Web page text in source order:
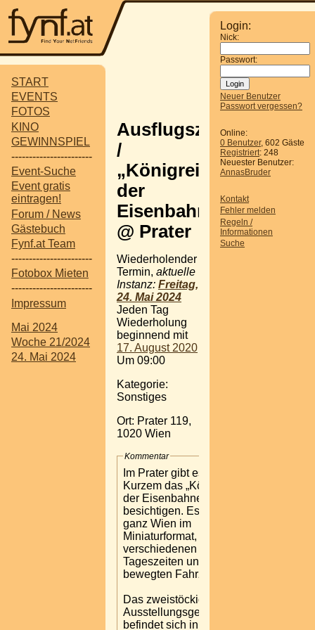
START
EVENTS
FOTOS
KINO
GEWINNSPIEL
-----------------------
Event-Suche
Event gratis
eintragen!
Forum / News
Gästebuch
Fynf.at Team
-----------------------
Fotobox Mieten
-----------------------
Impressum
Mai 2024
Woche 21/2024
24. Mai 2024
Login:
Nick:
Passwort:
Neuer Benutzer
Passwort vergessen?
Online:
0 Benutzer, 602 Gäste
Registriert: 248
Neuester Benutzer:
AnnasBruder
Kontakt
Fehler melden
Regeln /
Informationen
Suche
Ausflugsziel
/
„Königreich
der
Eisenbahnen“
@ Prater
Wiederholender
Termin, aktuelle
Instanz: Freitag,
24. Mai 2024
Jeden Tag
Wiederholung
beginnend mit
17. August 2020
Um 09:00
Kategorie:
Sonstiges
Ort: Prater 119,
1020 Wien
Kommentar
Im Prater gibt es seit
Kurzem das „Königreich
der Eisenbahnen“ zu
besichtigen. Es zeigt
ganz Wien im
Miniaturformat, zu
verschiedenen
Tageszeiten und mit
bewegten Fahrzeugen.
Das zweistöckige
Ausstellungsgebäude
befindet sich in der